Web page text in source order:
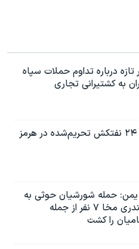
درباره تداوم حملات سپاه
به کشتیرانی تجاری
حمله شورشیان حوثی به
شهر بندری مخا ۷ نفر از جمله
را کشت